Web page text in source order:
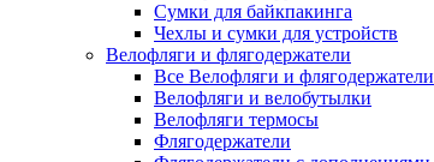
Сумки для байкпакинга
Чехлы и сумки для устройств
Велофляги и флягодержатели
Все Велофляги и флягодержатели
Велофляги и велобутылки
Велофляги термосы
Флягодержатели